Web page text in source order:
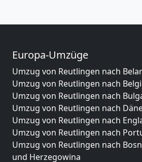
Europa-Umzüge
Umzug von Reutlingen nach
Umzug von Reutlingen nach
Umzug von Reutlingen nach
Umzug von Reutlingen nach
Umzug von Reutlingen nach
Umzug von Reutlingen nach
Umzug von Reutlingen nach
und Herzegowina